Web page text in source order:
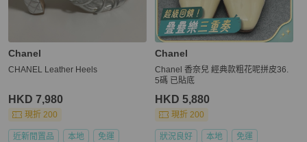
Chanel
CHANEL Leather Heels
HKD 7,980
現折 200
近新閒置品 本地 免運
Chanel
Chanel 香奈兒 經典款粗花呢拼皮36.
5碼 已貼底
HKD 5,880
現折 200
狀況良好 本地 免運